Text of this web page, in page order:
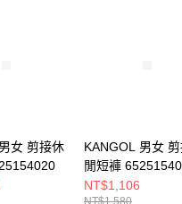
女 剪接休
KANGOL 男女
閒短褲
NT$1,106
NT$1,580